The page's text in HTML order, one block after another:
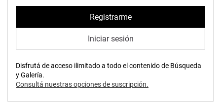
Registrarme
Iniciar sesión
Disfrutá de acceso ilimitado a todo el contenido de Búsqueda
y Galería.
Consultá nuestras opciones de suscripción.